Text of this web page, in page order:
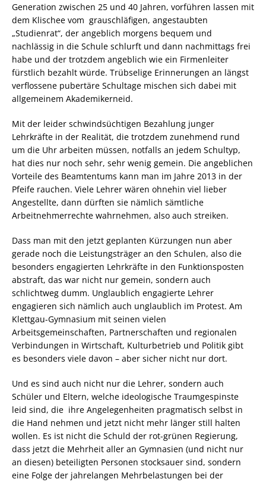
Generation zwischen 25 und 40 Jahren, vorführen lassen mit
dem Klischee vom grauschläfigen, angestaubten
„Studienrat“, der angeblich morgens bequem und
nachlässig in die Schule schlurft und dann nachmittags frei
habe und der trotzdem angeblich wie ein Firmenleiter
fürstlich bezahlt würde. Trübselige Erinnerungen an längst
verflossene pubertäre Schultage mischen sich dabei mit
allgemeinem Akademikerneid.
Mit der leider schwindsüchtigen Bezahlung junger
Lehrkräfte in der Realität, die trotzdem zunehmend rund
um die Uhr arbeiten müssen, notfalls an jedem Schultyp,
hat dies nur noch sehr, sehr wenig gemein. Die angeblichen
Vorteile des Beamtentums kann man im Jahre 2013 in der
Pfeife rauchen. Viele Lehrer wären ohnehin viel lieber
Angestellte, dann dürften sie nämlich sämtliche
Arbeitnehmerrechte wahrnehmen, also auch streiken.
Dass man mit den jetzt geplanten Kürzungen nun aber
gerade noch die Leistungsträger an den Schulen, also die
besonders engagierten Lehrkräfte in den Funktionsposten
abstraft, das war nicht nur gemein, sondern auch
schlichtweg dumm. Unglaublich engagierte Lehrer
engagieren sich nämlich auch unglaublich im Protest. Am
Klettgau-Gymnasium mit seinen vielen
Arbeitsgemeinschaften, Partnerschaften und regionalen
Verbindungen in Wirtschaft, Kulturbetrieb und Politik gibt
es besonders viele davon – aber sicher nicht nur dort.
Und es sind auch nicht nur die Lehrer, sondern auch
Schüler und Eltern, welche ideologische Traumgespinste
leid sind, die ihre Angelegenheiten pragmatisch selbst in
die Hand nehmen und jetzt nicht mehr länger still halten
wollen. Es ist nicht die Schuld der rot-grünen Regierung,
dass jetzt die Mehrheit aller an Gymnasien (und nicht nur
an diesen) beteiligten Personen stocksauer sind, sondern
eine Folge der jahrelangen Mehrbelastungen bei der